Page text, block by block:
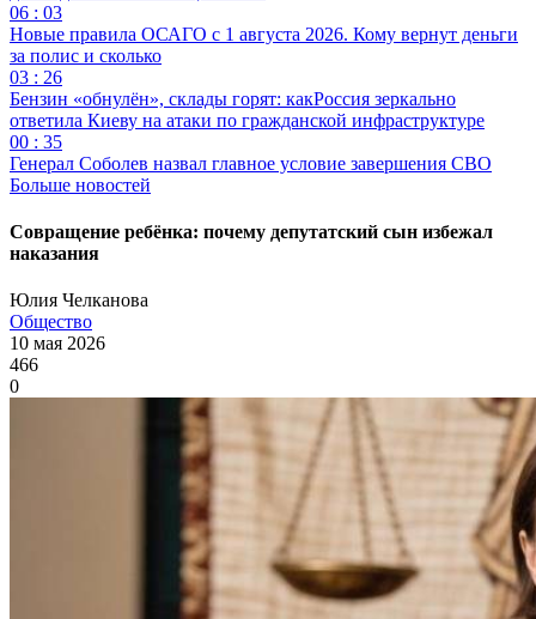
06 : 03
Новые правила ОСАГО с 1 августа 2026. Кому вернут деньги
за полис и сколько
03 : 26
Бензин «обнулён», склады горят: какРоссия зеркально
ответила Киеву на атаки по гражданской инфраструктуре
00 : 35
Генерал Соболев назвал главное условие завершения СВО
Больше новостей
Совращение ребёнка: почему депутатский сын избежал
наказания
Юлия Челканова
Общество
10 мая 2026
466
0